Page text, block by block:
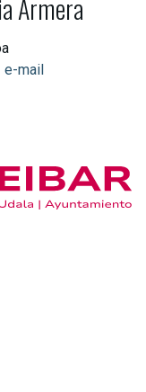
Armera
e-mail